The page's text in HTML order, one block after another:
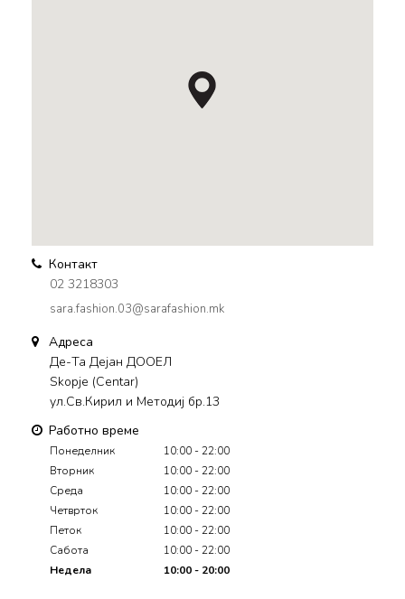
Контакт
02 3218303
sara.fashion.03@sarafashion.mk
Адреса
Де-Та Дејан ДООЕЛ
Skopje (Centar)
ул.Св.Кирил и Методиј бр.13
Работно време
Понеделник
10:00 - 22:00
Вторник
10:00 - 22:00
Среда
10:00 - 22:00
Четврток
10:00 - 22:00
Петок
10:00 - 22:00
Сабота
10:00 - 22:00
Недела
10:00 - 20:00